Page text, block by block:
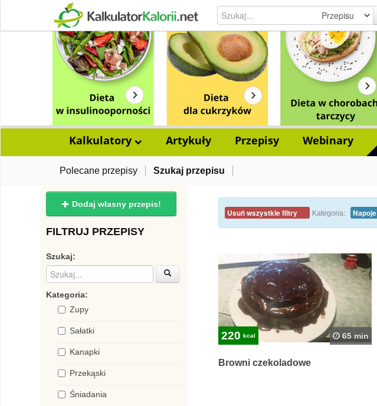
Kalkulatory Artykuły Przepisy Webinary
Polecane przepisy Szukaj przepisu
Dodaj własny przepis!
FILTRUJ PRZEPISY
Szukaj:
Kategoria:
Zupy
Sałatki
Kanapki
Przekąski
Śniadania
Usuń wszystkie filtry Kategoria: Napoje
220 kcal 65 min
Browni czekoladowe